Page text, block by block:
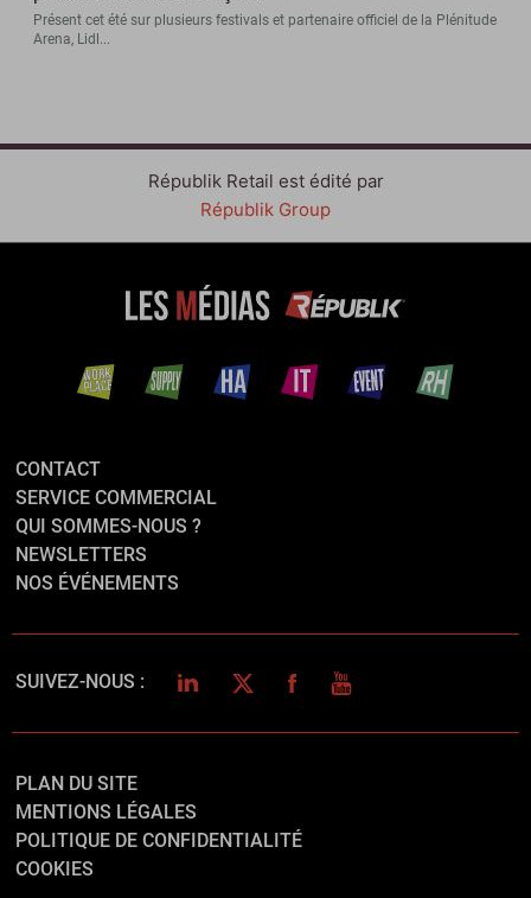
Présent cet été sur plusieurs festivals et partenaire officiel de la Plénitude
Arena, Lidl...
Républik Retail est édité par
Républik Group
CONTACT
SERVICE COMMERCIAL
QUI SOMMES-NOUS ?
NEWSLETTERS
NOS ÉVÉNEMENTS
SUIVEZ-NOUS : LINKEDINTWITTERFACEBOOK
YOUTUBE
PLAN DU SITE
MENTIONS LÉGALES
POLITIQUE DE CONFIDENTIALITÉ
COOKIES